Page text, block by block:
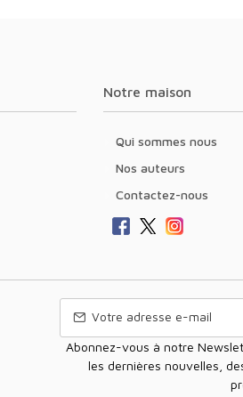
Notre maison
Qui sommes nous
Nos auteurs
Contactez-nous
Abonnez-vous à notre
les dernières nouvelles,